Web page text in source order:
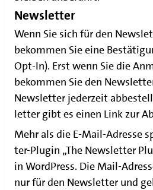
Newsletter
Wenn Sie sich für den
bekom­men Sie eine
Opt-In). Erst wenn Sie die
bekom­men Sie den
News­let­ter jeder­zeit
let­ter gibt es einen Link zur
Mehr als die E‑Mail-Adres­se
ter-Plug­in „The News­let­ter
in Word­Press. Die Mail-
nur für den News­let­ter und